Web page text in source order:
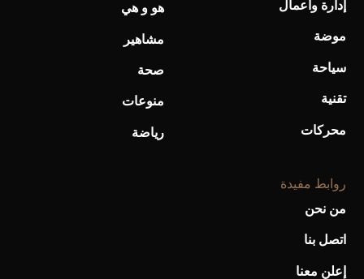
إدارة وأعمال
موضة
سياحة
تقنية
محركات
هو و هي
مشاهير
صحة
منوعات
رياضة
روابط مفيدة
من نحن
اتصل بنا
إعلن معنا